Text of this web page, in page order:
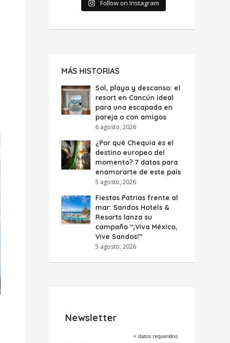
Follow on Instagram
MÁS HISTORIAS
Sol, playa y descanso: el
resort en Cancún ideal
para una escapada en
pareja o con amigos
6 agosto, 2026
¿Por qué Chequia es el
destino europeo del
momento? 7 datos para
enamorarte de este país
5 agosto, 2026
Fiestas Patrias frente al
mar: Sandos Hotels &
Resorts lanza su
campaña “¡Viva México,
Vive Sandos!”
5 agosto, 2026
Newsletter
* datos requeridos